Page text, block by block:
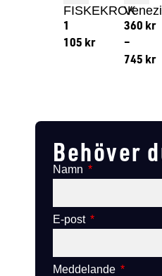
FISKEKROK
1
105 kr
360 kr
–
745 kr
Behöver
Namn
E-post
Meddelande